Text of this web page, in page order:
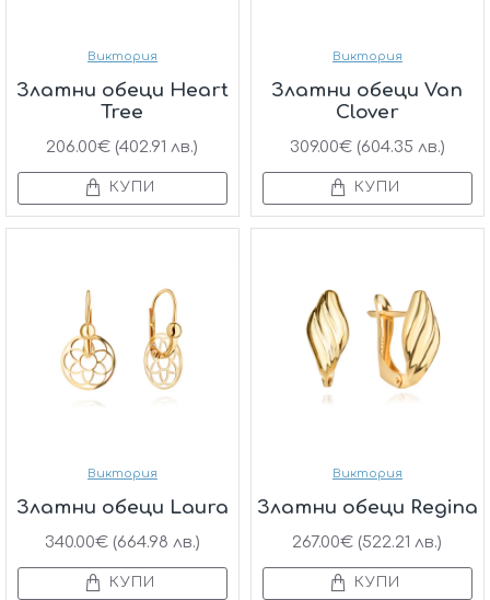
Виктория
Златни обеци Heart
Tree
206.00€ (402.91 лв.)
КУПИ
Виктория
Златни обеци Van
Clover
309.00€ (604.35 лв.)
КУПИ
Виктория
Златни обеци Laura
340.00€ (664.98 лв.)
КУПИ
Виктория
Златни обеци Regina
267.00€ (522.21 лв.)
КУПИ